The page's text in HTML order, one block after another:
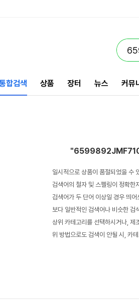
합검색 상품 장터 뉴스 커뮤
일시적으로 상품이 품절되었을 수
검색어의 철자 및 스펠링이 정확한
검색어가 두 단어 이상일 경우 띄어
보다 일반적인 검색어나 비슷한 검
상위 카테고리를 선택하시거나, 제
위 방법으로도 검색이 안될 시, 카